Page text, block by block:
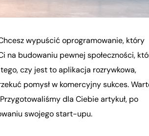
wypuścić oprogramowanie, który
na budowaniu pewnej społeczności,
czy jest to aplikacja rozrywkowa,
pomysł w komercyjny sukces.
dla Ciebie artykuł, po
swojego start-upu.